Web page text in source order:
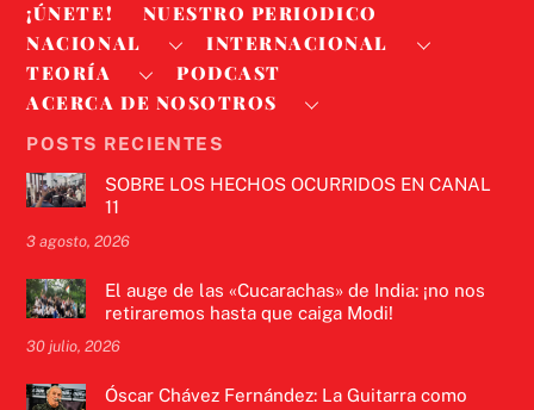
¡ÚNETE!
NUESTRO PERIODICO
NACIONAL
INTERNACIONAL
TEORÍA
PODCAST
ACERCA DE NOSOTROS
POSTS RECIENTES
SOBRE LOS HECHOS OCURRIDOS EN CANAL
11
3 agosto, 2026
El auge de las «Cucarachas» de India: ¡no nos
retiraremos hasta que caiga Modi!
30 julio, 2026
Óscar Chávez Fernández: La Guitarra como